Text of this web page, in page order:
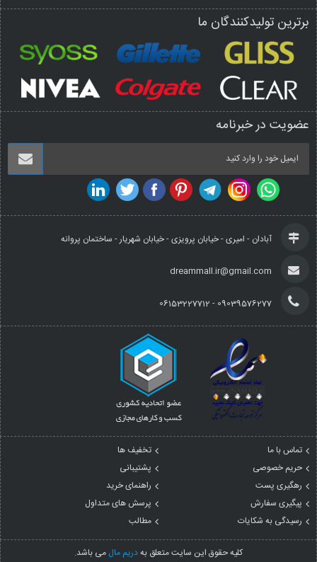
برترین تولیدکنندگان ما
عضویت در خبرنامه
آبادان - امیری - خیابان پرویزی - خیابان شهریار - ساختمان پروانه
dreammall.ir@gmail.com
09039576277 - 06153227712
تماس با ما
تخفیف ها
حریم خصوصی
پشتیبانی
رهگیری پست
راهنمای خرید
پیگیری سفارش
پرسش های متداول
رسیدگی به شکایات
مطالب
کليه حقوق اين سايت متعلق بهدریم مال می باشد.